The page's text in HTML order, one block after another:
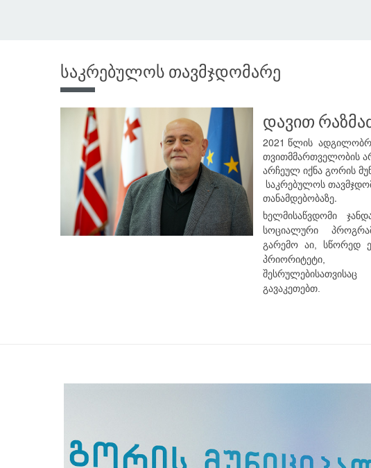
საკრებულოს თავმჯდომარე
დავით
2021 წლის
თვითმმართველობის
არჩეულ იქნა გორის
საკრებულოს
თანამდებობაზე.
ხელმისაწვდომი
სოციალური
გარემო აი, სწორედ
გავაკეთებთ.